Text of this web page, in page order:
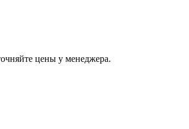
цены у менеджера.